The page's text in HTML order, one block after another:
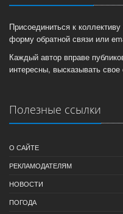
Присоединиться к
форму обратной связи или
Каждый автор вправе
интересны, высказывать
Полезные ссылки
О САЙТЕ
РЕКЛАМОДАТЕЛЯМ
НОВОСТИ
ПОГОДА